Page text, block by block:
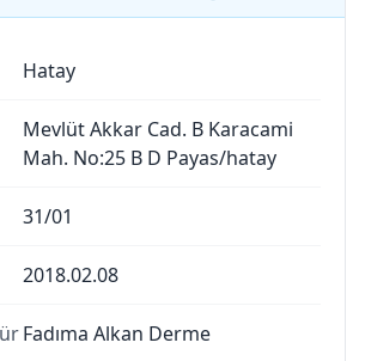
Hatay
Mevlüt Akkar Cad. B Karacami
Mah. No:25 B D Payas/hatay
31/01
2018.02.08
Fadıma Alkan Derme